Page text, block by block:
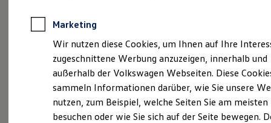
Anpfiff zum Gewinn
Elektroautos
ID. Tutorials
Elektrofahrzeugkonzepte
Reichweite
Reichweite der ID. Modelle
Reichweite im Winter
Probefahrt vereinbaren
Marketing
Wir nutzen diese Cookies, um Ihnen auf Ihre
zugeschnittene Werbung anzuzeigen, innerhalb und
außerhalb der Volkswagen Webseiten. Diese
sammeln Informationen darüber, wie Sie unsere
nutzen, zum Beispiel, welche Seiten Sie am meisten
besuchen oder wie Sie sich auf der Seite bewegen.